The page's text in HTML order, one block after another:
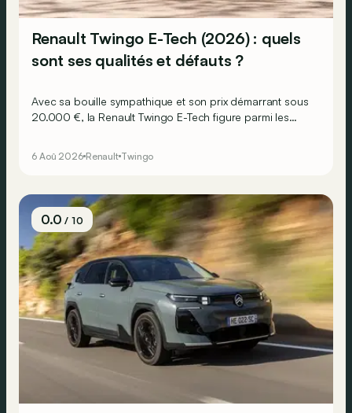
Renault Twingo E-Tech (2026) : quels
sont ses qualités et défauts ?
Avec sa bouille sympathique et son prix démarrant sous
20.000 €, la Renault Twingo E-Tech figure parmi les
principaux points forts… et ses quelques faiblesses.
6 Aoû 2026 Renault Twingo
0.0/ 10